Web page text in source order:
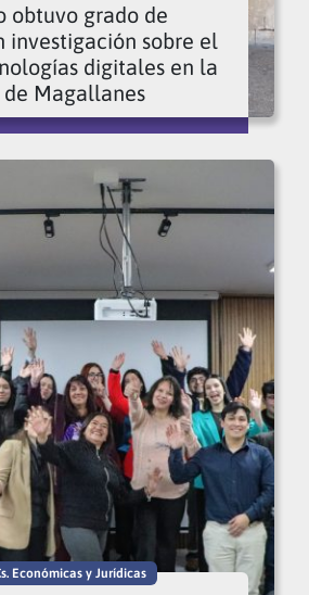
obtuvo grado de
investigación sobre el
digitales en la
Magallanes
Económicas y Jurídicas